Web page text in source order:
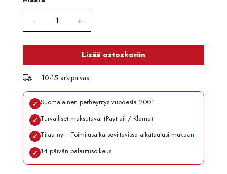
Lisää ostoskoriin
10-15 arkipäivää.
✓ Suomalainen perheyritys vuodesta 2001
✓ Turvalliset maksutavat (Paytrail / Klarna)
✓ Tilaa nyt - Toimitusaika sovittavissa aikataulusi mukaan
✓ 14 päivän palautusoikeus